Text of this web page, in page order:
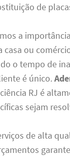
de
a
ou
o tempo de
é único.
RJ é
sejam
de alta